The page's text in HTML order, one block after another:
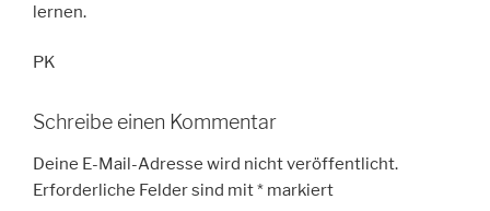
lernen.
PK
Schreibe einen Kommentar
Deine E-Mail-Adresse wird nicht veröffentlicht.
Erforderliche Felder sind mit* markiert